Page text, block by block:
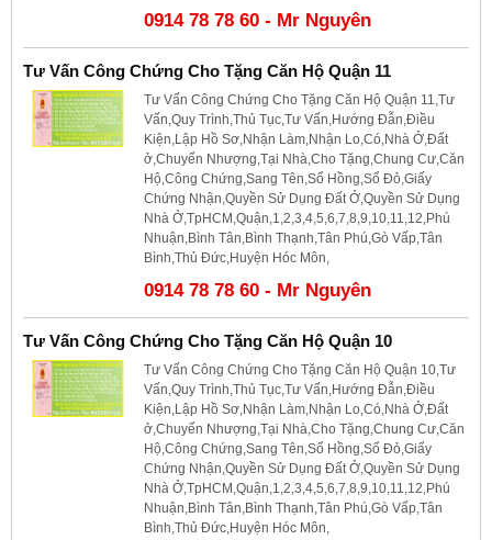
0914 78 78 60 - Mr Nguyên
Tư Vấn Công Chứng Cho Tặng Căn Hộ Quận 11
Tư Vấn Công Chứng Cho Tặng Căn Hộ Quận 11,Tư
Vấn,Quy Trình,Thủ Tục,Tư Vấn,Hướng Đẫn,Điều
Kiện,Lập Hồ Sơ,Nhận Làm,Nhận Lo,Có,Nhà Ở,Đất
ở,Chuyển Nhượng,Tại Nhà,Cho Tặng,Chung Cư,Căn
Hộ,Công Chứng,Sang Tên,Sổ Hồng,Sổ Đỏ,Giấy
Chứng Nhận,Quyền Sử Dụng Đất Ở,Quyền Sử Dụng
Nhà Ở,TpHCM,Quận,1,2,3,4,5,6,7,8,9,10,11,12,Phú
Nhuận,Bình Tân,Bình Thạnh,Tân Phú,Gò Vấp,Tân
Bình,Thủ Đức,Huyện Hóc Môn,
0914 78 78 60 - Mr Nguyên
Tư Vấn Công Chứng Cho Tặng Căn Hộ Quận 10
Tư Vấn Công Chứng Cho Tặng Căn Hộ Quận 10,Tư
Vấn,Quy Trình,Thủ Tục,Tư Vấn,Hướng Đẫn,Điều
Kiện,Lập Hồ Sơ,Nhận Làm,Nhận Lo,Có,Nhà Ở,Đất
ở,Chuyển Nhượng,Tại Nhà,Cho Tặng,Chung Cư,Căn
Hộ,Công Chứng,Sang Tên,Sổ Hồng,Sổ Đỏ,Giấy
Chứng Nhận,Quyền Sử Dụng Đất Ở,Quyền Sử Dụng
Nhà Ở,TpHCM,Quận,1,2,3,4,5,6,7,8,9,10,11,12,Phú
Nhuận,Bình Tân,Bình Thạnh,Tân Phú,Gò Vấp,Tân
Bình,Thủ Đức,Huyện Hóc Môn,